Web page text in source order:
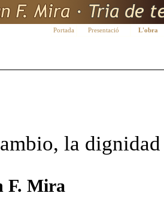
Portada Presentació L'obra
la
F. Mira